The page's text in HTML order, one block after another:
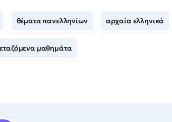
θέματα πανελληνίων αρχαία ελληνικά
μαθημάτα